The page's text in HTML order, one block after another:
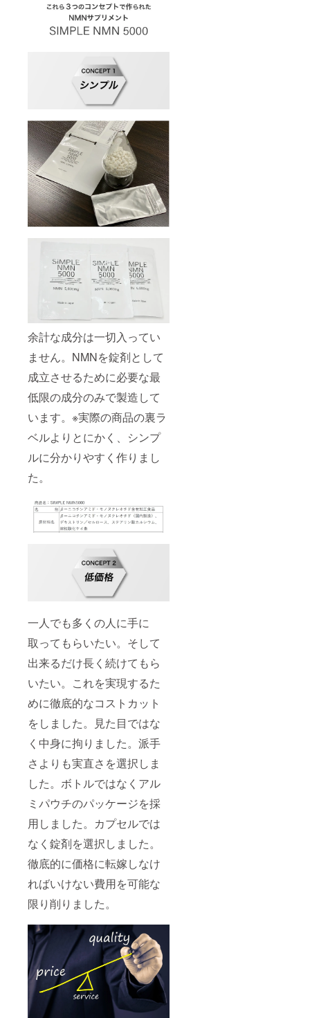
余計な成分は一切入ってい
ません。NMNを錠剤として
成立させるために必要な最
低限の成分のみで製造して
います。※実際の商品の裏ラ
ベルよりとにかく、シンプ
ルに分かりやすく作りまし
た。
一人でも多くの人に手に
取ってもらいたい。そして
出来るだけ長く続けてもら
いたい。これを実現するた
めに徹底的なコストカット
をしました。見た目ではな
く中身に拘りました。派手
さよりも実直さを選択しま
した。ボトルではなくアル
ミパウチのパッケージを採
用しました。カプセルでは
なく錠剤を選択しました。
徹底的に価格に転嫁しなけ
ればいけない費用を可能な
限り削りました。